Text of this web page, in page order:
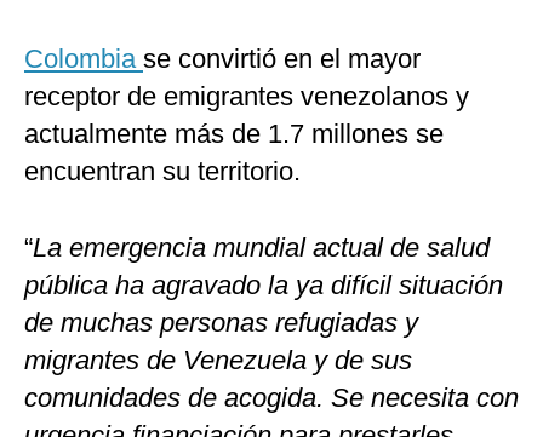
Colombia se convirtió en el mayor
receptor de emigrantes venezolanos y
actualmente más de 1.7 millones se
encuentran su territorio.
“La emergencia mundial actual de salud
pública ha agravado la ya difícil situación
de muchas personas refugiadas y
migrantes de Venezuela y de sus
comunidades de acogida. Se necesita con